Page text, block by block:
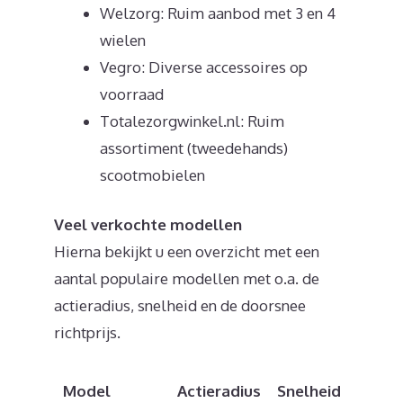
Welzorg: Ruim aanbod met 3 en 4
wielen
Vegro: Diverse accessoires op
voorraad
Totalezorgwinkel.nl: Ruim
assortiment (tweedehands)
scootmobielen
Veel verkochte modellen
Hierna bekijkt u een overzicht met een
aantal populaire modellen met o.a. de
actieradius, snelheid en de doorsnee
richtprijs.
Model Actieradius Snelheid